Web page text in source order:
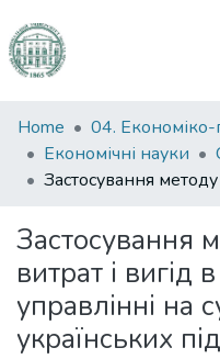
Communities
&
Collections
Statistics
Home
Економічні науки
Застосування
витрат і вигід
управлінні на
українських